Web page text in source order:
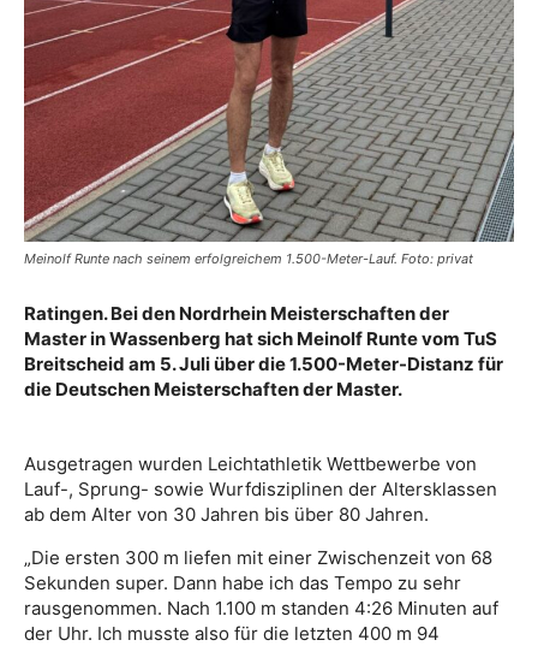
Meinolf Runte nach seinem erfolgreichem 1.500-Meter-Lauf. Foto: privat
Ratingen. Bei den Nordrhein Meisterschaften der
Master in Wassenberg hat sich Meinolf Runte vom TuS
Breitscheid am 5. Juli über die 1.500-Meter-Distanz für
die Deutschen Meisterschaften der Master.
Ausgetragen wurden Leichtathletik Wettbewerbe von
Lauf-, Sprung- sowie Wurfdisziplinen der Altersklassen
ab dem Alter von 30 Jahren bis über 80 Jahren.
„Die ersten 300 m liefen mit einer Zwischenzeit von 68
Sekunden super. Dann habe ich das Tempo zu sehr
rausgenommen. Nach 1.100 m standen 4:26 Minuten auf
der Uhr. Ich musste also für die letzten 400 m 94